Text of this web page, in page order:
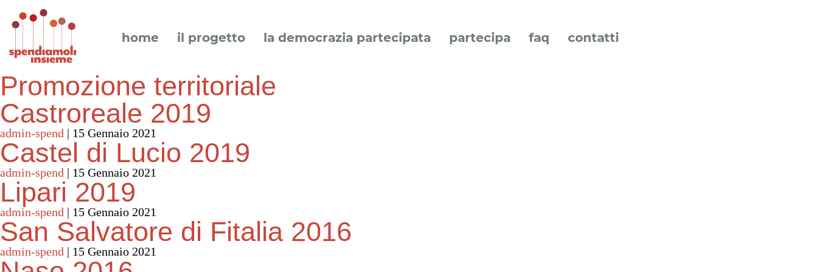
home il progetto la democrazia partecipata partecipa faq contatti
Promozione territoriale
Castroreale 2019
admin-spend | 15 Gennaio 2021
Castel di Lucio 2019
admin-spend | 15 Gennaio 2021
Lipari 2019
admin-spend | 15 Gennaio 2021
San Salvatore di Fitalia 2016
admin-spend | 15 Gennaio 2021